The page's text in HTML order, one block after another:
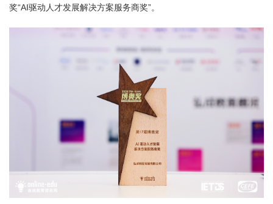
课程资源
奖“AI驱动人才发展解决方案服务商奖”。